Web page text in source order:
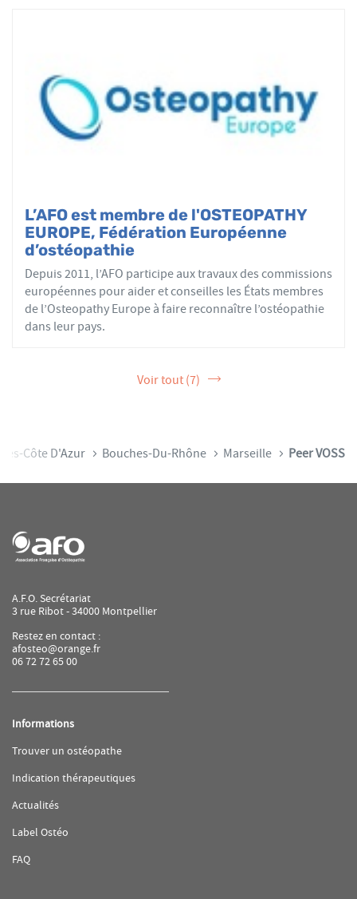
L’AFO est membre de l'OSTEOPATHY
EUROPE, Fédération Européenne
d’ostéopathie
Depuis 2011, l’AFO participe aux travaux des commissions
européennes pour aider et conseilles les États membres
de l’Osteopathy Europe à faire reconnaître l’ostéopathie
dans leur pays.
Voir tout (7)
Côte D'Azur Bouches-Du-Rhône Marseille Peer VOSS
A.F.O. Secrétariat
3 rue Ribot - 34000 Montpellier
Restez en contact :
afosteo@orange.fr
06 72 72 65 00
Informations
Trouver un ostéopathe(ouvre
une
Indication thérapeutiques(ouvre
Actualités(ouvre
une
Label Ostéo
FAQ(ouvre